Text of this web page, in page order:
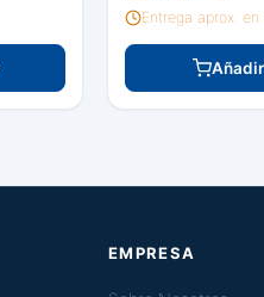
Entrega aprox. en
EMPRESA